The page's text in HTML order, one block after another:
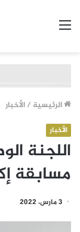
الرئيسية /الأخبار
الأخبار
اللجنة
مسابقة
3 مارس، 2022